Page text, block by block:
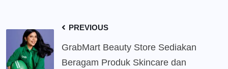
PREVIOUS
GrabMart Beauty Store Sediakan
Beragam Produk Skincare dan